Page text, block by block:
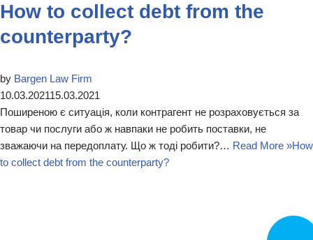
How to collect debt from the
counterparty?
by Bargen Law Firm
10.03.202115.03.2021
Поширеною є ситуація, коли контрагент не розраховується за
товар чи послуги або ж навпаки не робить поставки, не
зважаючи на передоплату. Що ж тоді робити?… Read More »How
to collect debt from the counterparty?